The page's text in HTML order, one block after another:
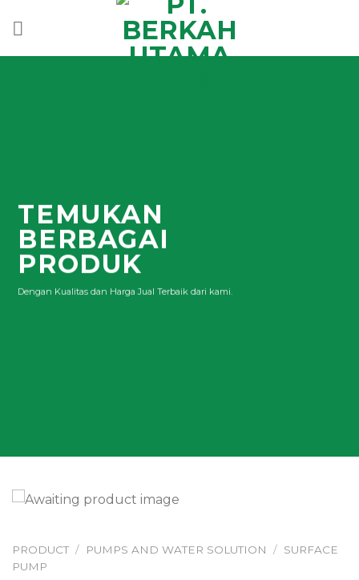
TEMUKAN
BERBAGAI
PRODUK
Dengan Kualitas dan Harga Jual Terbaik dari kami.
PRODUCT / PUMPS AND WATER SOLUTION / SURFACE
PUMP